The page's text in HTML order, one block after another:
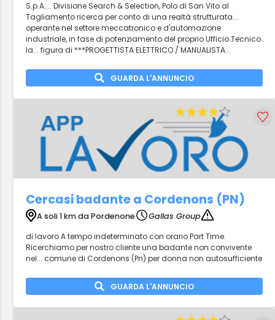
S.p.A.... Divisione Search & Selection, Polo di San Vito al
Tagliamento ricerca per conto di una realtà strutturata...
operante nel settore meccatronico e d'automazione
industriale, in fase di potenziamento del proprio Ufficio Tecnico
la... figura di ***PROGETTISTA ELETTRICO / MANUALISTA...
GUARDA L'ANNUNCIO
Cercasi badante a Cordenons (PN)
A soli 1 km da Pordenone
Gallas Group
di lavoro A tempo indeterminato con orario Part Time.
Ricerchiamo per nostro cliente una badante non convivente
nel... comune di Cordenons (Pn) per donna non autosufficiente
GUARDA L'ANNUNCIO